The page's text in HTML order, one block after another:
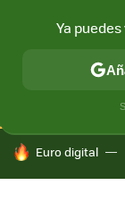
CONECTIVIDAD
HOY SE HABLA
Euro digital
Ya